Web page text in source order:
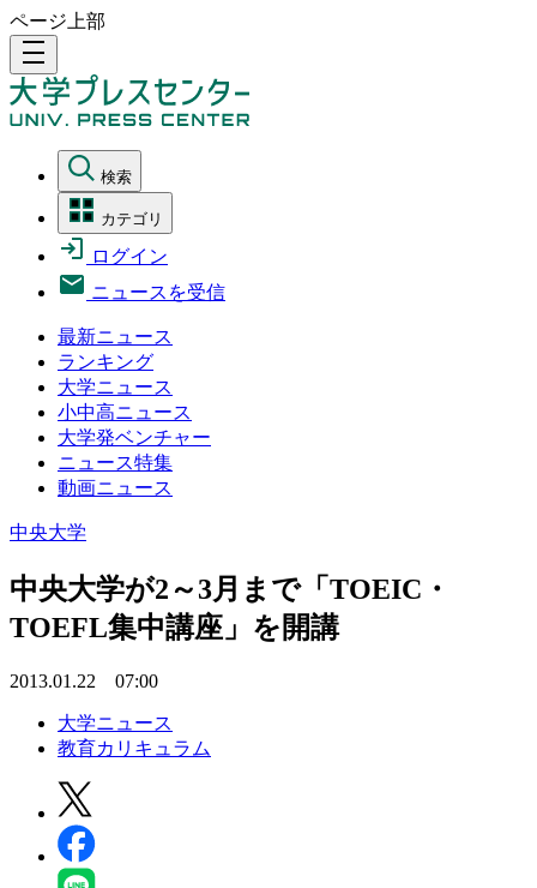
ページ上部
density_medium
検索
カテゴリ
ログイン
ニュースを受信
最新ニュース
ランキング
大学ニュース
小中高ニュース
大学発ベンチャー
ニュース特集
動画ニュース
中央大学
中央大学が2～3月まで「TOEIC・
TOEFL集中講座」を開講
2013.01.22 07:00
大学ニュース
教育カリキュラム